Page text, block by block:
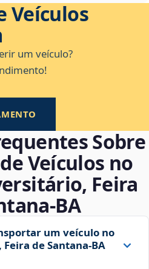
Veículos
um veículo?
Sobre
Veículos no
Feira
um veículo no
de Santana‑BA